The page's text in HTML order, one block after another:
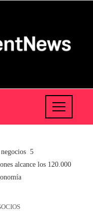
alcance los 120.000